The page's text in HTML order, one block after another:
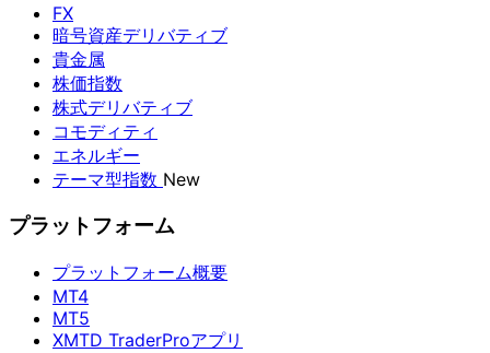
FX
暗号資産デリバティブ
貴金属
株価指数
株式デリバティブ
コモディティ
エネルギー
テーマ型指数 New
プラットフォーム
プラットフォーム概要
MT4
MT5
XMTD TraderProアプリ